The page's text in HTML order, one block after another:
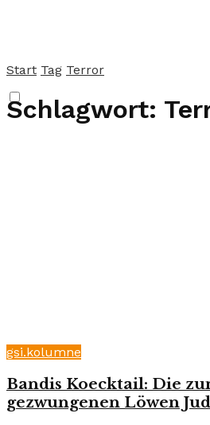
Start Tag Terror
Schlagwort:
gsi.kolumne
Bandis Koecktail: Die
gezwungenen Löwen